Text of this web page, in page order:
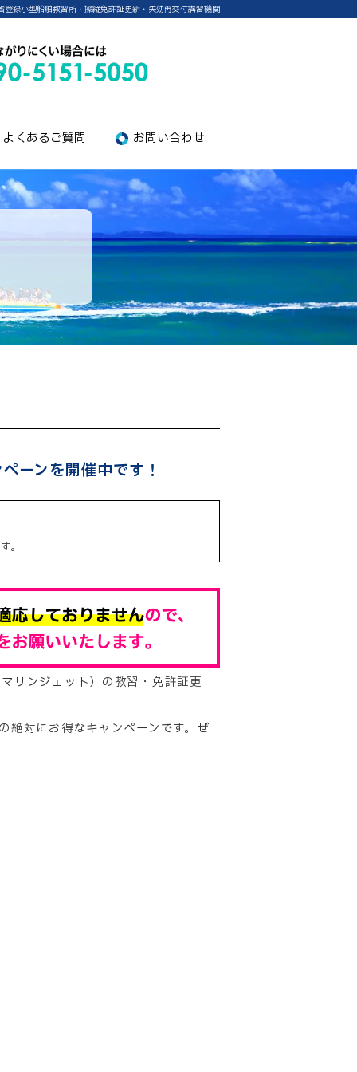
録小型船舶教習所・操縦免許証更新・失効再交付講習機関
よくあるご質問 お問い合わせ
ーンを開催中です！
。
リンジェット）の教習・免許証更
絶対にお得なキャンペーンです。ぜ